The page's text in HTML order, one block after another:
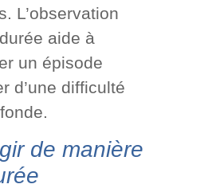
L’observation
aide à
un épisode
d’une difficulté
de manière